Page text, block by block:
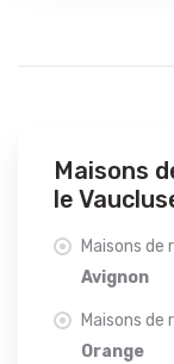
Maisons
le
Maisons de
Avignon
Maisons de
Orange